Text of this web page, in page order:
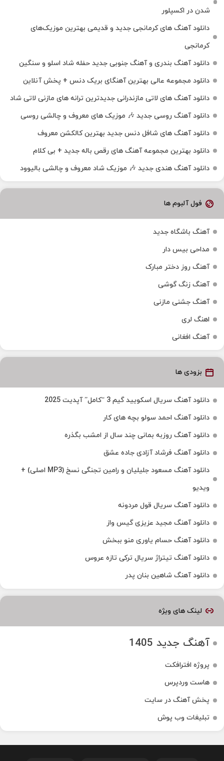
شدن در اکسپلور
دانلود آهنگ‌ های کرمانجی جدید و قدیمی بهترین موزیک‌های
کرمانجی
دانلود آهنگ بندری و آهنگ جنوبی جدید حفله شاد اسلو و سنگین
دانلود مجموعه عالی بهترین آهنگای بریک دنس + پخش آنلاین
دانلود آهنگ‌ های لاتی مازندرانی جدیدترین ترانه های مازنی لاتی شاد
دانلود آهنگ روسی جدید 🎶 موزیک‌ های معروف و چالشی روسی
دانلود آهنگ های شافل دنس جدید بهترین کالکشن معروف
دانلود بهترین مجموعه آهنگ های رقص باله جدید + بی کلام
دانلود آهنگ هندی جدید 🎶 موزیک شاد معروف و چالشی بالیوود
فول آلبوم ها
آهنگ باشگاه جدید
مداحی بیس دار
آهنگ روز دختر مبارک
آهنگ زنگ گوشی
آهنگ جشنی مازنی
اهنگ لری
آهنگ افغانی
بزودی ها
دانلود آهنگ سریال اسکویید گیم 3 “کامل” آپدیت 2025
دانلود آهنگ احمد سولو بچه های کار
دانلود آهنگ روزبه بمانی چند سال از امشب بگذره
دانلود آهنگ فرشاد آزادی جاده عشق
دانلود آهنگ مسعود جلیلیان و رامین تجنگی نسخ (MP3 اصلی) +
ویدیو
دانلود آهنگ سریال قول مردونه
دانلود آهنگ مجید عزیزی گیس واز
دانلود آهنگ حسام یاوری منو ببخش
دانلود آهنگ تیتراژ سریال ترکی تازه عروس
دانلود آهنگ شاهین بنان پدر
لینک های ویژه
آهنگ جدید 1405
پروژه افترافکت
هاست وردپرس
پخش آهنگ در سایت
تبلیغات وب پوش